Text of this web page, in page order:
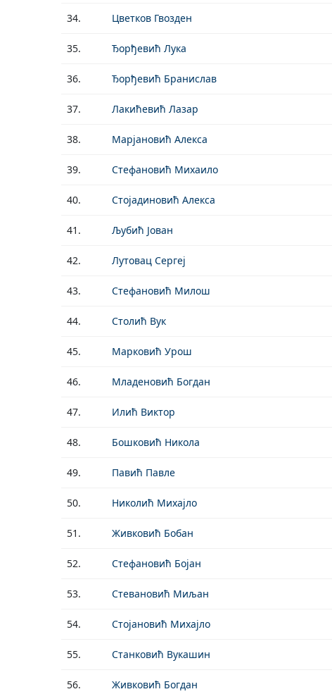
34. Цветков Гвозден
35. Ђорђевић Лука
36. Ђорђевић Бранислав
37. Лакићевић Лазар
38. Марјановић Алекса
39. Стефановић Михаило
40. Стојадиновић Алекса
41. Љубић Јован
42. Лутовац Сергеј
43. Стефановић Милош
44. Столић Вук
45. Марковић Урош
46. Младеновић Богдан
47. Илић Виктор
48. Бошковић Никола
49. Павић Павле
50. Николић Михајло
51. Живковић Бобан
52. Стефановић Бојан
53. Стевановић Миљан
54. Стојановић Михајло
55. Станковић Вукашин
56. Живковић Богдан